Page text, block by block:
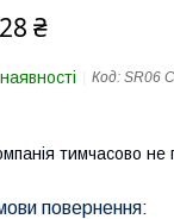
₴
Код: SR06
тимчасово